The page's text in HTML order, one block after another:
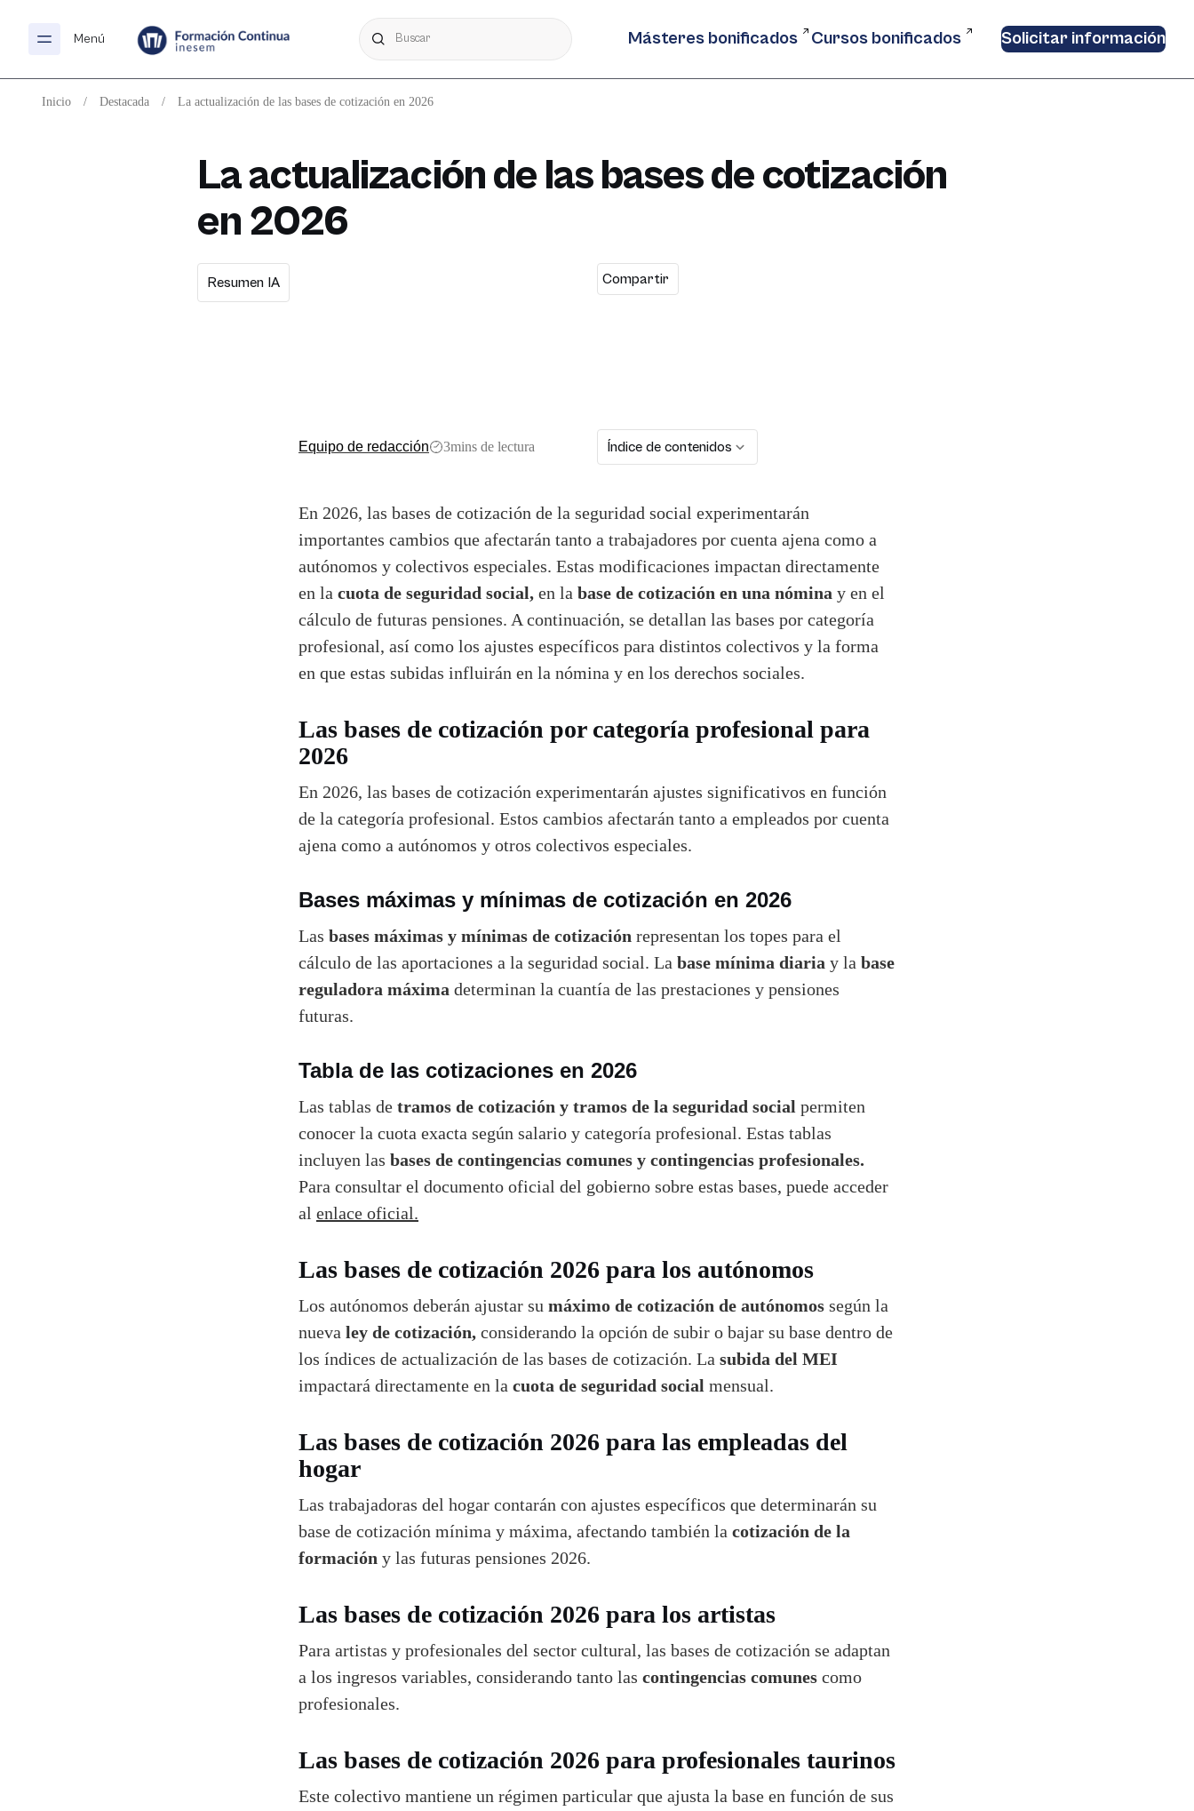
Menú Másteres bonificados Cursos bonificados Solicitar información
Inicio / Destacada / La actualización de las bases de cotización en 2026
La actualización de las bases de cotización
en 2026
Resumen IA Compartir
Equipo de redacción 3mins de lectura Índice de contenidos
En 2026, las bases de cotización de la seguridad social experimentarán
importantes cambios que afectarán tanto a trabajadores por cuenta ajena como a
autónomos y colectivos especiales. Estas modificaciones impactan directamente
en la cuota de seguridad social, en la base de cotización en una nómina y en el
cálculo de futuras pensiones. A continuación, se detallan las bases por categoría
profesional, así como los ajustes específicos para distintos colectivos y la forma
en que estas subidas influirán en la nómina y en los derechos sociales.
Las bases de cotización por categoría profesional para
2026
En 2026, las bases de cotización experimentarán ajustes significativos en función
de la categoría profesional. Estos cambios afectarán tanto a empleados por cuenta
ajena como a autónomos y otros colectivos especiales.
Bases máximas y mínimas de cotización en 2026
Las bases máximas y mínimas de cotización representan los topes para el
cálculo de las aportaciones a la seguridad social. La base mínima diaria y la base
reguladora máxima determinan la cuantía de las prestaciones y pensiones
futuras.
Tabla de las cotizaciones en 2026
Las tablas de tramos de cotización y tramos de la seguridad social permiten
conocer la cuota exacta según salario y categoría profesional. Estas tablas
incluyen las bases de contingencias comunes y contingencias profesionales.
Para consultar el documento oficial del gobierno sobre estas bases, puede acceder
al enlace oficial.
Las bases de cotización 2026 para los autónomos
Los autónomos deberán ajustar su máximo de cotización de autónomos según la
nueva ley de cotización, considerando la opción de subir o bajar su base dentro de
los índices de actualización de las bases de cotización. La subida del MEI
impactará directamente en la cuota de seguridad social mensual.
Las bases de cotización 2026 para las empleadas del
hogar
Las trabajadoras del hogar contarán con ajustes específicos que determinarán su
base de cotización mínima y máxima, afectando también la cotización de la
formación y las futuras pensiones 2026.
Las bases de cotización 2026 para los artistas
Para artistas y profesionales del sector cultural, las bases de cotización se adaptan
a los ingresos variables, considerando tanto las contingencias comunes como
profesionales.
Las bases de cotización 2026 para profesionales taurinos
Este colectivo mantiene un régimen particular que ajusta la base en función de sus